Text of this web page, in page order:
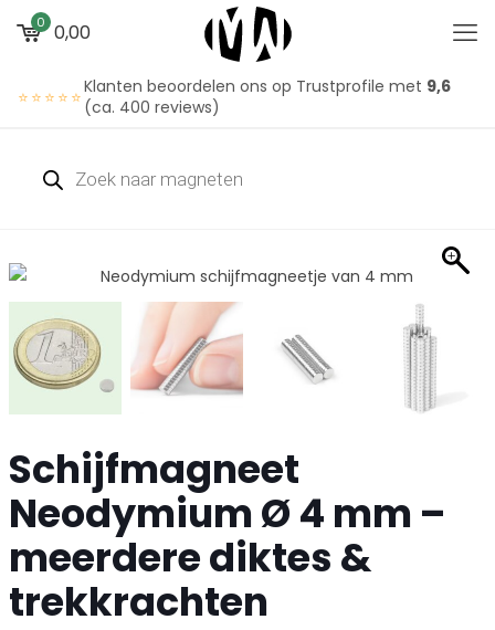
0 0,00
⭐⭐⭐⭐⭐Klanten beoordelen ons op Trustprofile met 9,6
(ca. 400 reviews)
Schijfmagneet
Neodymium Ø 4 mm –
meerdere diktes &
trekkrachten